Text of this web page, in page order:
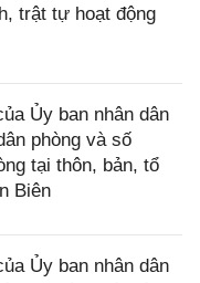
trật tự hoạt động
Ủy ban nhân dân
phòng và số
tại thôn, bản, tổ
Biên
Ủy ban nhân dân